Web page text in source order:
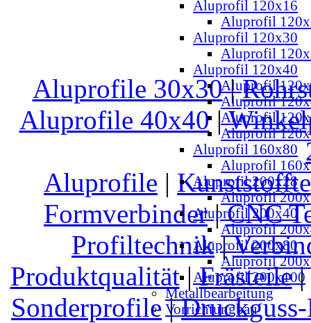
Aluprofil 120x16
Aluprofil
Aluprofil 120x30
Aluprofil
Aluprofil 120x40
Aluprofil
Aluprofil
Aluprofil
Aluprofil
Aluprofil 160x80
Aluprofil
Aluprofil 200x28
Aluprofil
Aluprofil 200x40
Aluprofil
Aluprofil 200x80
Aluprofil
Aluprofil 200x100
Metallbearbeitung
Vorrichtungbau
Aluprofile 30x30|
Aluprofile 40x40|
Aluprofile |
Formverbinder|CNC
Profiltechnik|
Produktqualität|Frästeile|
Sonderprofile|